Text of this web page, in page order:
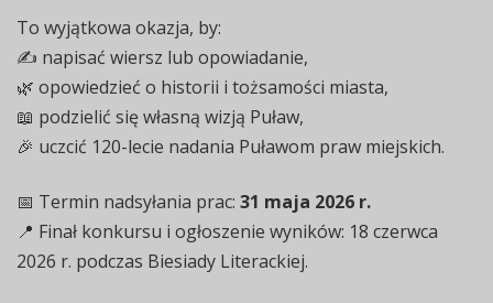
To wyjątkowa okazja, by:
✍️ napisać wiersz lub opowiadanie,
🌿 opowiedzieć o historii i tożsamości miasta,
📖 podzielić się własną wizją Puław,
🎉 uczcić 120-lecie nadania Puławom praw miejskich.
📅 Termin nadsyłania prac: 31 maja 2026 r.
📍 Finał konkursu i ogłoszenie wyników: 18 czerwca
2026 r. podczas Biesiady Literackiej.